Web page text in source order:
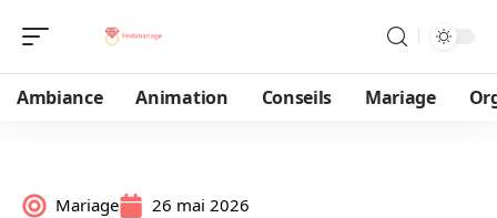
Ambiance Animation Conseils Mariage
Mariage 26 mai 2026